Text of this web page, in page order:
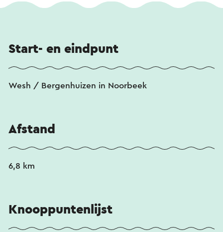
Start- en eindpunt
Wesh / Bergenhuizen in Noorbeek
Afstand
6,8 km
Knooppuntenlijst